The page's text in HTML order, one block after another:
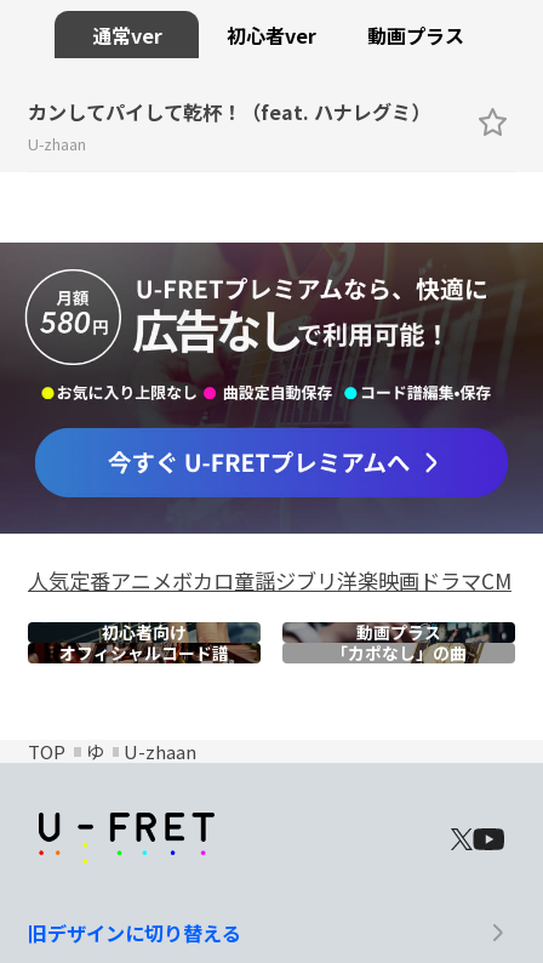
通常ver 初心者ver 動画プラス
カンしてパイして乾杯！（feat. ハナレグミ）
U-zhaan
人気定番アニメボカロ童謡ジブリ洋楽映画ドラマCM
初心者向け
動画プラス
オフィシャルコード譜 「カポなし」の曲
TOP ゆ U-zhaan
旧デザインに切り替える